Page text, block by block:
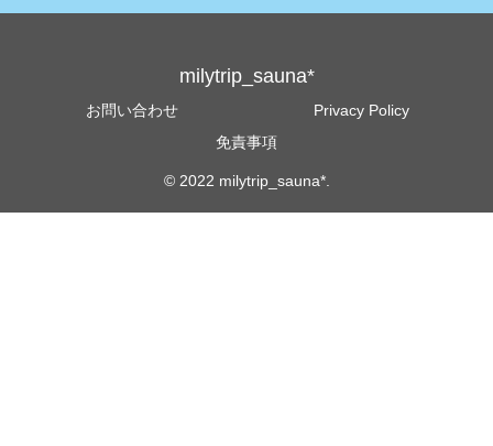
milytrip_sauna*
お問い合わせ
Privacy Policy
免責事項
© 2022 milytrip_sauna*.